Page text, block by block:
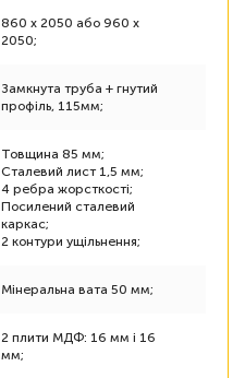
860 х 2050 або 960 х
2050;
Замкнута труба + гнутий
профіль, 115мм;
Товщина 85 мм;
Сталевий лист 1,5 мм;
4 ребра жорсткості;
Посилений сталевий
каркас;
2 контури ущільнення;
Мінеральна вата 50 мм;
2 плити МДФ: 16 мм і 16
мм;